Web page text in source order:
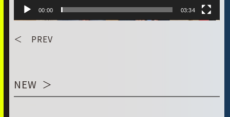
00:00 03:34
＜ PREV
NEW